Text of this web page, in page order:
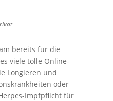
bereits für die
viele tolle Online-
Longieren und
oder
Impfpflicht für